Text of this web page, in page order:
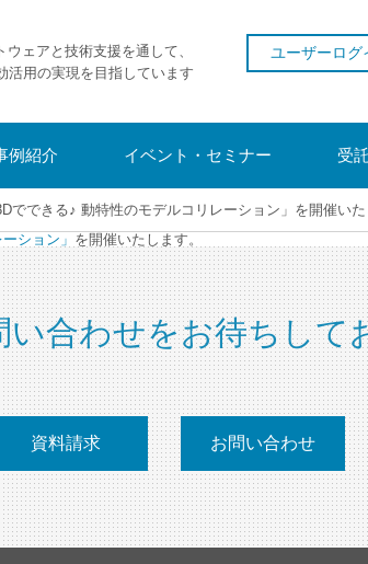
ェアと技術支援を通して、
活用の実現を目指しています
ユーザーログ
例紹介 イベント・セミナー 受
でできる♪ 動特性のモデルコリレーション」を開催いた
ション」 を開催いたします。
い合わせをお待ちして
資料請求 お問い合わせ